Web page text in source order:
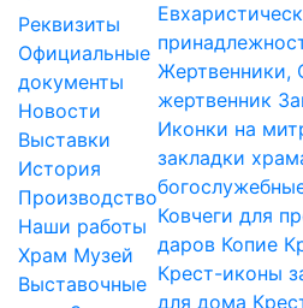
Реквизиты
Официальные
документы
Новости
Выставки
История
Производство
Наши работы
Храм Музей
Выставочные
Жертвенники,
жертвенник
Иконки на
закладки
Ковчеги для
даров Копие
Крест-иконы
для дома